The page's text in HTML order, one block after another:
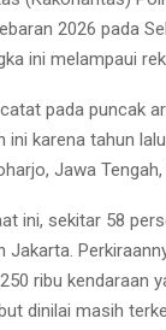
2026 pada
ini melampaui
pada puncak
karena tahun
Jawa Tengah,
ini, sekitar 58
ribu kendaraan
dinilai masih